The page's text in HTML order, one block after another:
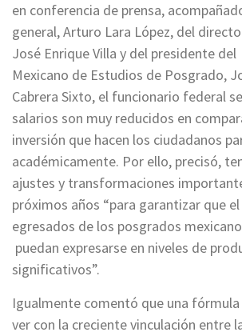
en conferencia de prensa,
general, Arturo Lara López, del
José Enrique Villa y del presidente del
Mexicano de Estudios de Posgrado,
Cabrera Sixto, el funcionario federal
salarios son muy reducidos en
inversión que hacen los ciudadanos
académicamente. Por ello, precisó,
ajustes y transformaciones
próximos años “para garantizar que
egresados de los posgrados
puedan expresarse en niveles de
significativos”.
Igualmente comentó que una
ver con la creciente vinculación entre